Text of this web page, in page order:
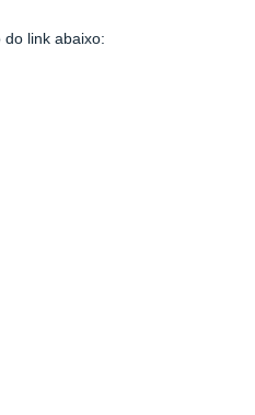
link abaixo: